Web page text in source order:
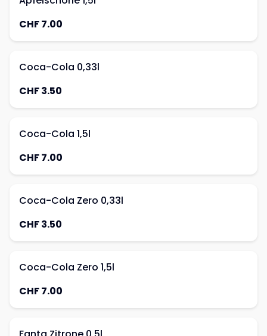
CHF 7.00
Coca-Cola 0,33l
CHF 3.50
Coca-Cola 1,5l
CHF 7.00
Coca-Cola Zero 0,33l
CHF 3.50
Coca-Cola Zero 1,5l
CHF 7.00